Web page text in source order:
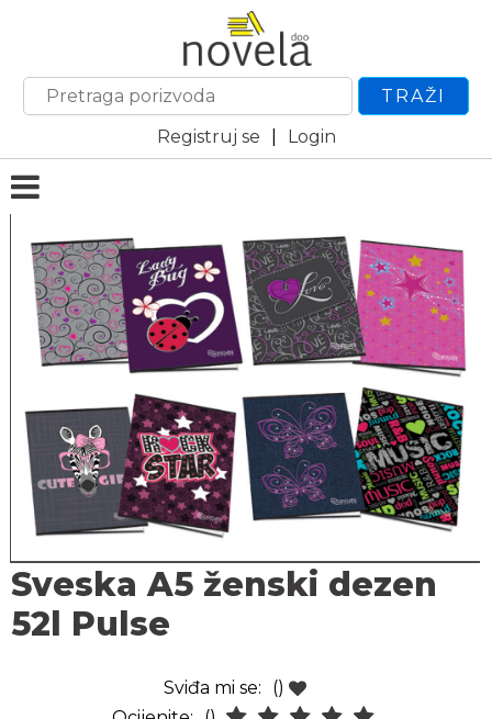
TRAŽI
Registruj se
Login
Sveska A5 ženski dezen
52l Pulse
Sviđa mi se:
()